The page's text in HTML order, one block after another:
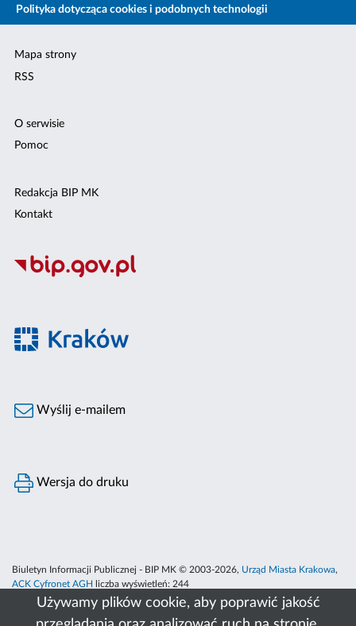
Używamy plików cookie, aby poprawić jakość
Polityka dotycząca cookies i podobnych technologii
Mapa strony
RSS
O serwisie
Pomoc
Redakcja BIP MK
Kontakt
Wyślij e-mailem
Wersja do druku
Biuletyn Informacji Publicznej - BIP MK © 2003-2026, Urząd Miasta Krakowa,
ACK Cyfronet AGH
liczba wyświetleń: 244